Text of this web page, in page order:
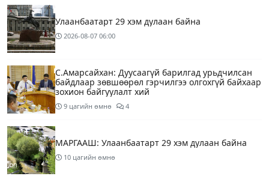
Улаанбаатарт 29 хэм дулаан байна
2026-08-07 06:00
С.Амарсайхан: Дуусаагүй барилгад урьдчилсан
байдлаар зөвшөөрөл гэрчилгээ олгохгүй байхаар
зохион байгуулалт хий
9 цагийн өмнө 4
МАРГААШ: Улаанбаатарт 29 хэм дулаан байна
10 цагийн өмнө